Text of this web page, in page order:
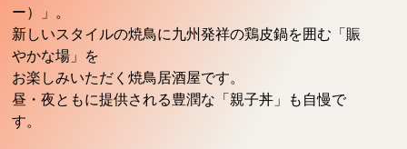
ー）」。
新しいスタイルの焼鳥に九州発祥の鶏皮鍋を囲む「賑
やかな場」を
お楽しみいただく焼鳥居酒屋です。
昼・夜ともに提供される豊潤な「親子丼」も自慢で
す。